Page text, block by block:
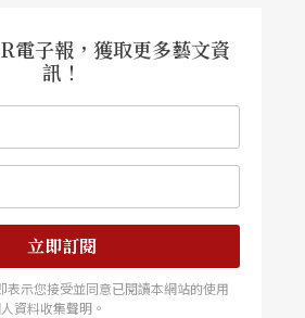
電子報，獲取更多藝文資
訊！
立即訂閱
表示您接受並同意已閱讀本網站的使用
資料收集聲明。